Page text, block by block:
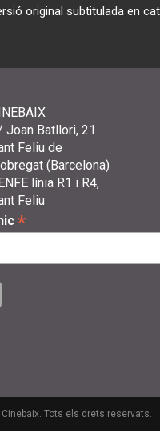
original subtitulada en
Joan Batllori, 21
Feliu de
(Barcelona)
línia R1 i R4,
Feliu
*
Tots els drets reservats.